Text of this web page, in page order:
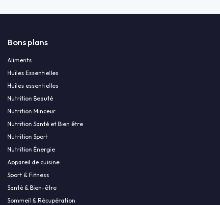
Bons plans
Aliments
Huiles Essentielles
Huiles essentielles
Nutrition Beauté
Nutrition Minceur
Nutrition Santé et Bien être
Nutrition Sport
Nutrition Énergie
Appareil de cuisine
Sport & Fitness
Santé & Bien-être
Sommeil & Récupération